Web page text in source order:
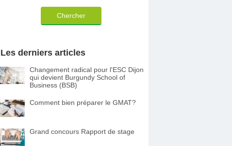
Chercher
Les derniers articles
Changement radical pour l'ESC Dijon
qui devient Burgundy School of
Business (BSB)
Comment bien préparer le GMAT?
Grand concours Rapport de stage